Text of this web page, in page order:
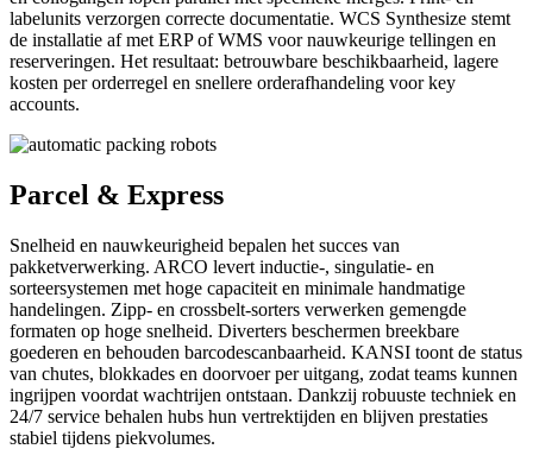
labelunits verzorgen correcte documentatie. WCS Synthesize stemt
de installatie af met ERP of WMS voor nauwkeurige tellingen en
reserveringen. Het resultaat: betrouwbare beschikbaarheid, lagere
kosten per orderregel en snellere orderafhandeling voor key
accounts.
Parcel & Express
Snelheid en nauwkeurigheid bepalen het succes van
pakketverwerking. ARCO levert inductie-, singulatie- en
sorteersystemen met hoge capaciteit en minimale handmatige
handelingen. Zipp- en crossbelt-sorters verwerken gemengde
formaten op hoge snelheid. Diverters beschermen breekbare
goederen en behouden barcodescanbaarheid. KANSI toont de status
van chutes, blokkades en doorvoer per uitgang, zodat teams kunnen
ingrijpen voordat wachtrijen ontstaan. Dankzij robuuste techniek en
24/7 service behalen hubs hun vertrektijden en blijven prestaties
stabiel tijdens piekvolumes.